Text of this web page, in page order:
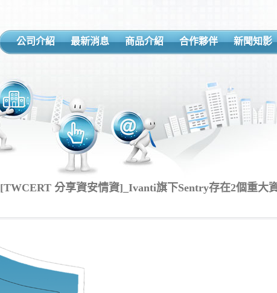
公司介紹 最新消息 商品介紹 合作夥伴 新聞知影
[TWCERT 分享資安情資]_Ivanti旗下Sentry存在2個重大